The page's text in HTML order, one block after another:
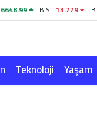
6648.99 BİST13.779
Teknoloji Yaşam